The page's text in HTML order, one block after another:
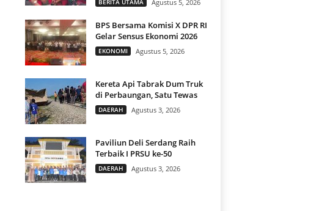
BERITA UTAMA Agustus 5, 2026
BPS Bersama Komisi X DPR RI
Gelar Sensus Ekonomi 2026
EKONOMI Agustus 5, 2026
Kereta Api Tabrak Dum Truk
di Perbaungan, Satu Tewas
DAERAH Agustus 3, 2026
Paviliun Deli Serdang Raih
Terbaik I PRSU ke-50
DAERAH Agustus 3, 2026